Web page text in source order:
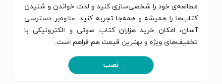
مطالعه‌ی خود را شخصی‌سازی کنید و لذت خواندن و شنیدن
کتاب‌ها را همیشه و همه‌جا تجربه کنید. علاوه‌بر دسترسی
آسان، امکان خرید هزاران کتاب صوتی و الکترونیکی با
تخفیف‌های ویژه و بهترین قیمت هم فراهم است.
نصب